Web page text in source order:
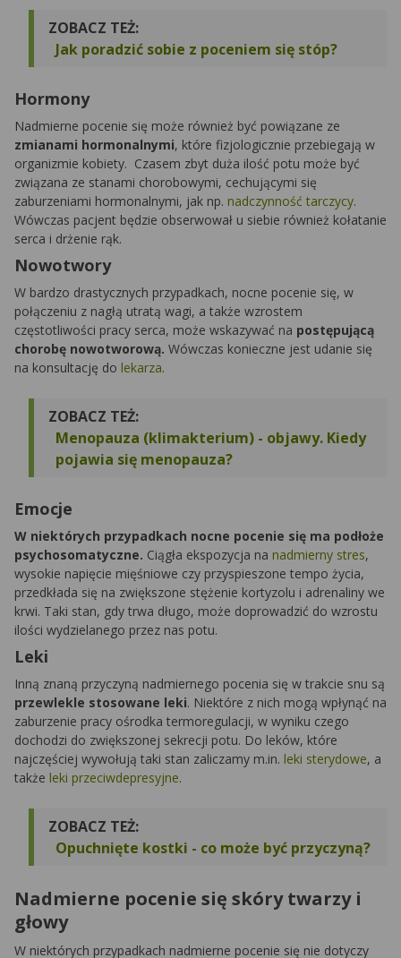
ZOBACZ TEŻ:
Jak poradzić sobie z poceniem się stóp?
Hormony
Nadmierne pocenie się może również być powiązane ze
zmianami hormonalnymi, które fizjologicznie przebiegają w
organizmie kobiety. Czasem zbyt duża ilość potu może być
związana ze stanami chorobowymi, cechującymi się
zaburzeniami hormonalnymi, jak np. nadczynność tarczycy.
Wówczas pacjent będzie obserwował u siebie również kołatanie
serca i drżenie rąk.
Nowotwory
W bardzo drastycznych przypadkach, nocne pocenie się, w
połączeniu z nagłą utratą wagi, a także wzrostem
częstotliwości pracy serca, może wskazywać na postępującą
chorobę nowotworową. Wówczas konieczne jest udanie się
na konsultację do lekarza.
ZOBACZ TEŻ:
Menopauza (klimakterium) - objawy. Kiedy
pojawia się menopauza?
Emocje
W niektórych przypadkach nocne pocenie się ma podłoże
psychosomatyczne. Ciągła ekspozycja na nadmierny stres,
wysokie napięcie mięśniowe czy przyspieszone tempo życia,
przedkłada się na zwiększone stężenie kortyzolu i adrenaliny we
krwi. Taki stan, gdy trwa długo, może doprowadzić do wzrostu
ilości wydzielanego przez nas potu.
Leki
Inną znaną przyczyną nadmiernego pocenia się w trakcie snu są
przewlekle stosowane leki. Niektóre z nich mogą wpłynąć na
zaburzenie pracy ośrodka termoregulacji, w wyniku czego
dochodzi do zwiększonej sekrecji potu. Do leków, które
najczęściej wywołują taki stan zaliczamy m.in. leki sterydowe, a
także leki przeciwdepresyjne.
ZOBACZ TEŻ:
Opuchnięte kostki - co może być przyczyną?
Nadmierne pocenie się skóry twarzy i
głowy
W niektórych przypadkach nadmierne pocenie się nie dotyczy